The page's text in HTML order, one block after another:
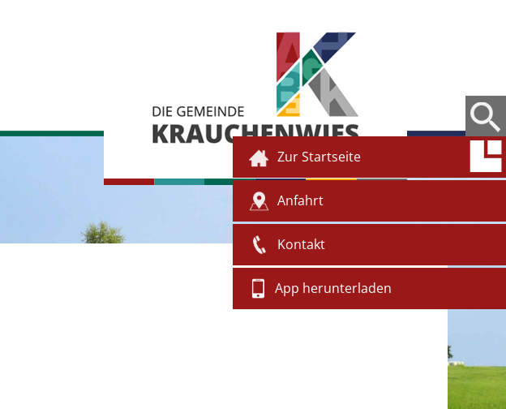
Zur Startseite
Anfahrt
Kontakt
App herunterladen